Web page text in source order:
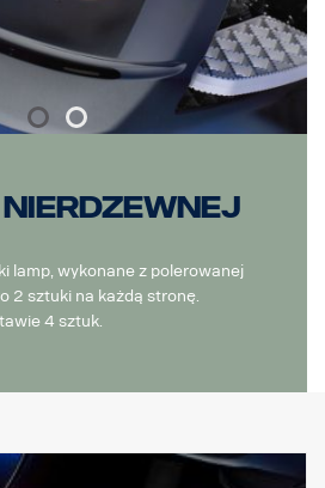
lamp, wykonane z polerowanej
2 sztuki na każdą stronę.
4 sztuk.